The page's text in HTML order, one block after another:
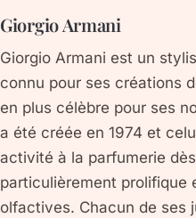
Giorgio Armani
Giorgio Armani est un
connu pour ses créations
en plus célèbre pour ses
a été créée en 1974 et
activité à la parfumerie
particulièrement prolifique
olfactives. Chacun de ses